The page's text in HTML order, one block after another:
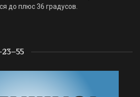
до плюс 36 градусов.